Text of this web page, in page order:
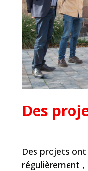
Des
Des projets
régulièrement ,